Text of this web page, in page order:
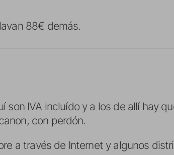
88€ demás.
son IVA incluído y a los de allí hay
con perdón.
a través de Internet y algunos